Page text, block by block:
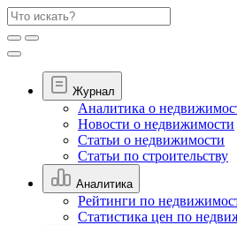
Журнал
Аналитика о
Новости о недвижимости
Статьи о недвижимости
Статьи по строительству
Аналитика
Рейтинги по
Статистика цен по